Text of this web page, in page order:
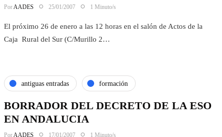
PorAADES 25/01/2007 1 Minuto/s
El próximo 26 de enero a las 12 horas en el salón de Actos de la
Caja Rural del Sur (C/Murillo 2…
antiguas entradas formación
BORRADOR DEL DECRETO DE LA ESO
EN ANDALUCIA
PorAADES 17/01/2007 1 Minuto/s